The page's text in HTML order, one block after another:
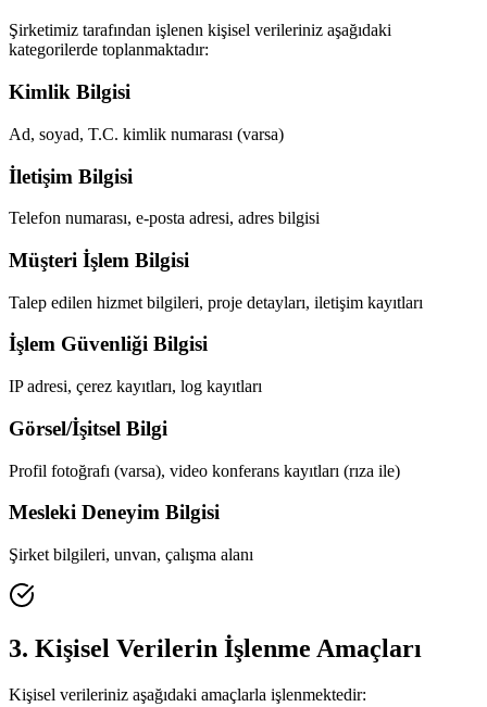
Şirketimiz tarafından işlenen kişisel verileriniz aşağıdaki
kategorilerde toplanmaktadır:
Kimlik Bilgisi
Ad, soyad, T.C. kimlik numarası (varsa)
İletişim Bilgisi
Telefon numarası, e-posta adresi, adres bilgisi
Müşteri İşlem Bilgisi
Talep edilen hizmet bilgileri, proje detayları, iletişim kayıtları
İşlem Güvenliği Bilgisi
IP adresi, çerez kayıtları, log kayıtları
Görsel/İşitsel Bilgi
Profil fotoğrafı (varsa), video konferans kayıtları (rıza ile)
Mesleki Deneyim Bilgisi
Şirket bilgileri, unvan, çalışma alanı
3. Kişisel Verilerin İşlenme Amaçları
Kişisel verileriniz aşağıdaki amaçlarla işlenmektedir: